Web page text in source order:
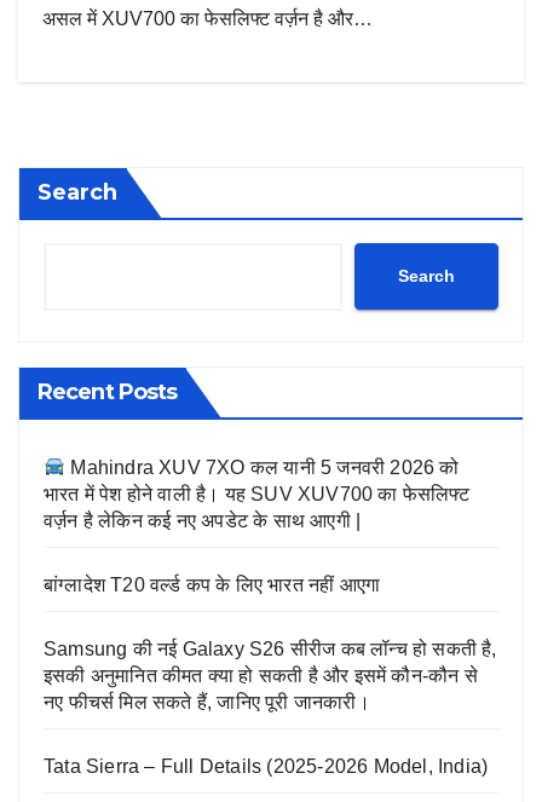
असल में XUV700 का फेसलिफ्ट वर्ज़न है और…
Search
Search
Recent Posts
Mahindra XUV 7XO कल यानी 5 जनवरी 2026 को
भारत में पेश होने वाली है। यह SUV XUV700 का फेसलिफ्ट
वर्ज़न है लेकिन कई नए अपडेट के साथ आएगी |
बांग्लादेश T20 वर्ल्ड कप के लिए भारत नहीं आएगा
Samsung की नई Galaxy S26 सीरीज कब लॉन्च हो सकती है,
इसकी अनुमानित कीमत क्या हो सकती है और इसमें कौन-कौन से
नए फीचर्स मिल सकते हैं, जानिए पूरी जानकारी।
Tata Sierra – Full Details (2025-2026 Model, India)